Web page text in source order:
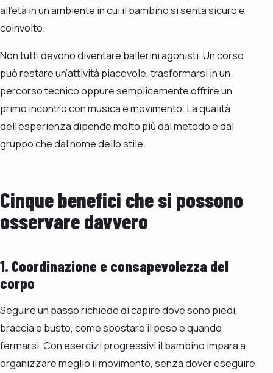
all’età in un ambiente in cui il bambino si senta sicuro e
coinvolto.
Non tutti devono diventare ballerini agonisti. Un corso
può restare un’attività piacevole, trasformarsi in un
percorso tecnico oppure semplicemente offrire un
primo incontro con musica e movimento. La qualità
dell’esperienza dipende molto più dal metodo e dal
gruppo che dal nome dello stile.
Cinque benefici che si possono
osservare davvero
1. Coordinazione e consapevolezza del
corpo
Seguire un passo richiede di capire dove sono piedi,
braccia e busto, come spostare il peso e quando
fermarsi. Con esercizi progressivi il bambino impara a
organizzare meglio il movimento, senza dover eseguire